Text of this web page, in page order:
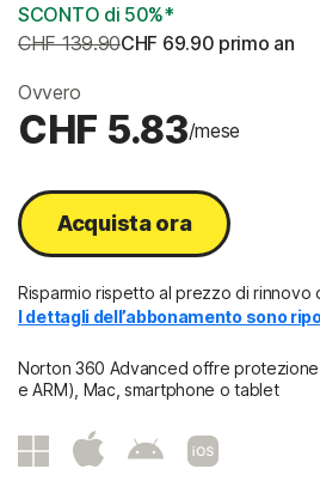
SCONTO di 50%*
CHF 139.90CHF 69.90 primo an
Ovvero
CHF 5.83/mese
Acquista ora
Risparmio rispetto al prezzo di rinnovo
I dettagli dell’abbonamento sono
Norton 360 Advanced offre
e ARM), Mac, smartphone o tablet